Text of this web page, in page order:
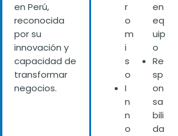
en Perú,
reconocida
por su
innovación y
capacidad de
transformar
negocios.
r
o
m
i
s
o
I
n
n
o
en
eq
uip
o
Re
sp
on
sa
bili
da